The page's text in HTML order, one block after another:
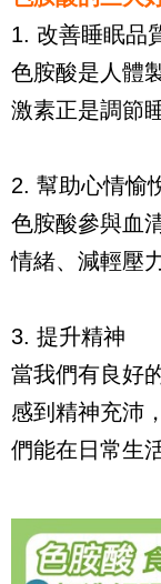
1. 改善睡眠品
色胺酸是人體
激素正是調節
2. 幫助心情愉
色胺酸參與血
情緒、減輕壓
3. 提升精神
當我們有良好
感到精神充沛
們能在日常生